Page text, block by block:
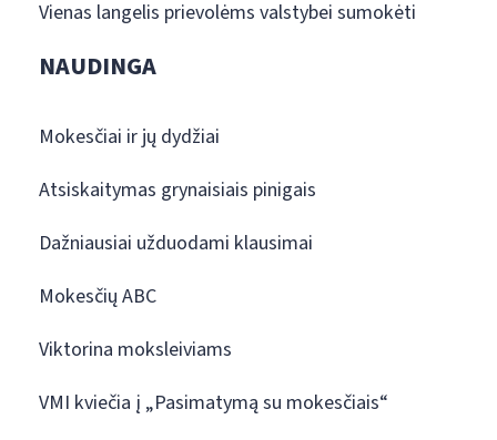
Vienas langelis prievolėms valstybei sumokėti
NAUDINGA
Mokesčiai ir jų dydžiai
Atsiskaitymas grynaisiais pinigais
Dažniausiai užduodami klausimai
Mokesčių ABC
Viktorina moksleiviams
VMI kviečia į „Pasimatymą su mokesčiais“